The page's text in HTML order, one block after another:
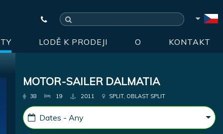
LODĚ K PRODEJI O KONTAKT
MOTOR-SAILER DALMATIA
38 19 2011 SPLIT, OBLAST SPLIT